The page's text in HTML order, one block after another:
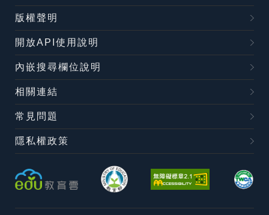
版權聲明
開放API使用說明
內嵌搜尋欄位說明
相關連結
常見問題
隱私權政策